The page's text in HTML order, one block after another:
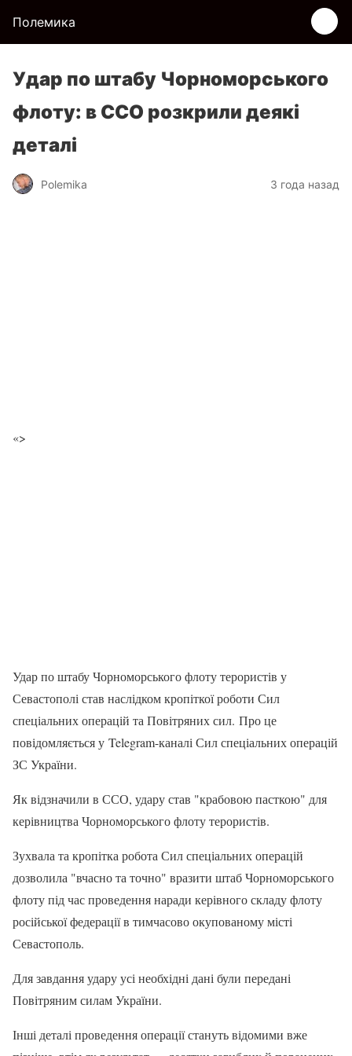
Полемика
Удар по штабу Чорноморського
флоту: в ССО розкрили деякі
деталі
Polemika 3 года назад
«>
Удар по штабу Чорноморського флоту терористів у
Севастополі став наслідком кропіткої роботи Сил
спеціальних операцій та Повітряних сил. Про це
повідомляється у Telegram-каналі Сил спеціальних операцій
ЗС України.
Як відзначили в ССО, удару став "крабовою пасткою" для
керівництва Чорноморського флоту терористів.
Зухвала та кропітка робота Сил спеціальних операцій
дозволила "вчасно та точно" вразити штаб Чорноморського
флоту під час проведення наради керівного складу флоту
російської федерації в тимчасово окупованому місті
Севастополь.
Для завдання удару усі необхідні дані були передані
Повітряним силам України.
Інші деталі проведення операції стануть відомими вже